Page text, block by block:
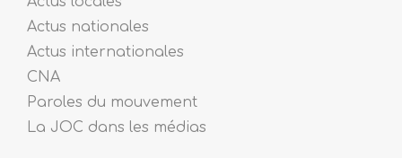
Actus nationales
Actus internationales
CNA
Paroles du mouvement
La JOC dans les médias